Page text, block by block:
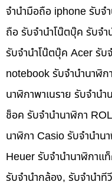
จำนำมือถือ iphone รับจ
ถือ รับจำนำโน๊ตบุ๊ค รับจ
รับจำนำโน๊ตบุ๊ค Acer รับ
notebook รับจำนำนาฬิ
นาฬิกาพาเนราย รับจำน
ช็อค รับจำนำนาฬิกา
นาฬิกา Casio รับจำนำน
Heuer รับจำนำนาฬิกาแ
รับจำนำกล้อง, รับจำนำ